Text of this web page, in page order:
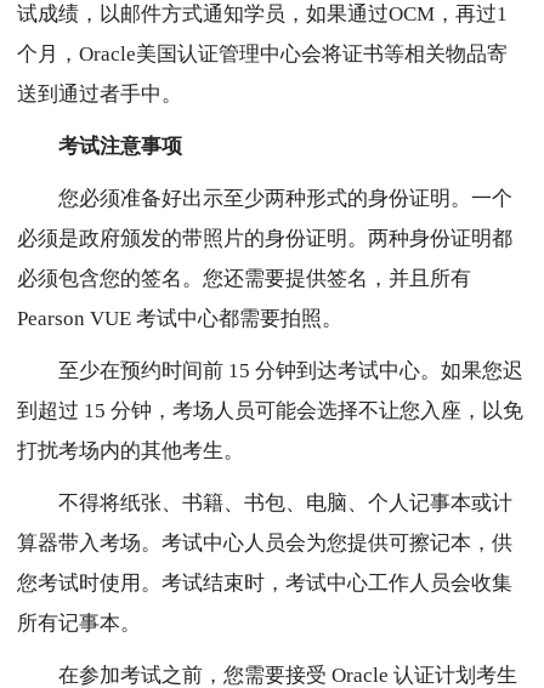
试成绩，以邮件方式通知学员，如果通过OCM，再过1
个月，Oracle美国认证管理中心会将证书等相关物品寄
送到通过者手中。
考试注意事项
您必须准备好出示至少两种形式的身份证明。一个
必须是政府颁发的带照片的身份证明。两种身份证明都
必须包含您的签名。您还需要提供签名，并且所有
Pearson VUE 考试中心都需要拍照。
至少在预约时间前 15 分钟到达考试中心。如果您迟
到超过 15 分钟，考场人员可能会选择不让您入座，以免
打扰考场内的其他考生。
不得将纸张、书籍、书包、电脑、个人记事本或计
算器带入考场。考试中心人员会为您提供可擦记本，供
您考试时使用。考试结束时，考试中心工作人员会收集
所有记事本。
在参加考试之前，您需要接受 Oracle 认证计划考生